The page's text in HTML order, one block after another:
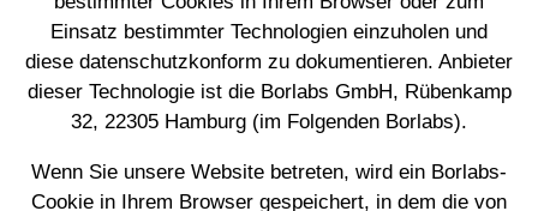
Einsatz bestimmter Technologien einzuholen und
diese datenschutzkonform zu dokumentieren. Anbieter
dieser Technologie ist die Borlabs GmbH, Rübenkamp
32, 22305 Hamburg (im Folgenden Borlabs).
Wenn Sie unsere Website betreten, wird ein Borlabs-
Cookie in Ihrem Browser gespeichert, in dem die von